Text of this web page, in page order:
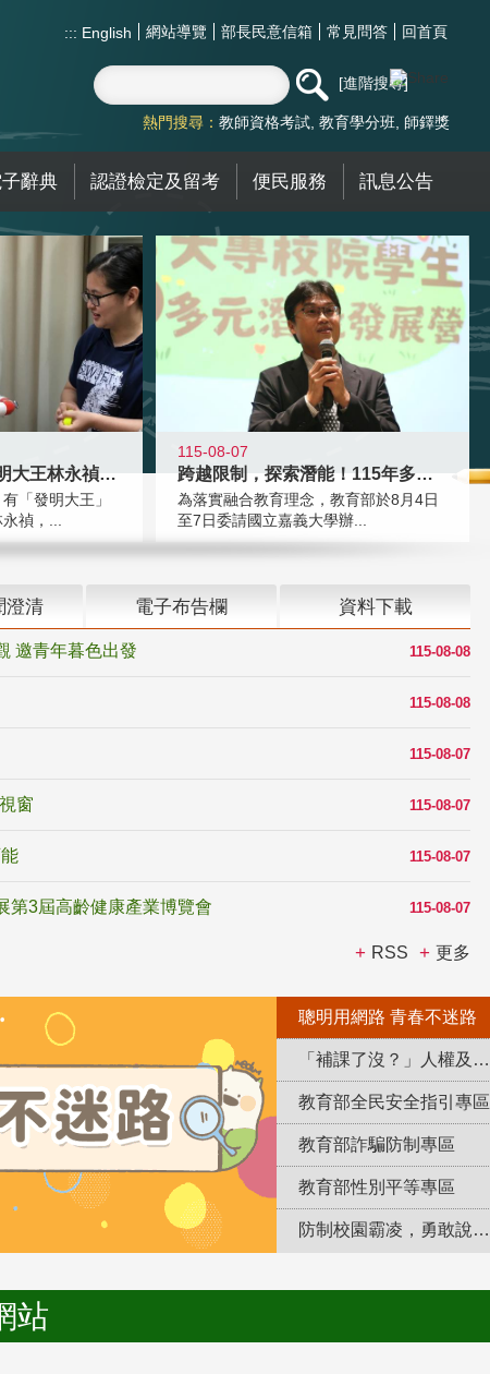
::: English 網站導覽 部長民意信箱 常見問答 回首頁
進階搜尋
熱門搜尋： 教師資格考試 教育學分班 師鐸獎
辭典 認證檢定及留考 便民服務 訊息公告
教育家人物典範 發明大王林永禎教授
「發明大王」
禎，...
115-08-07
跨越限制，探索潛能！115年多元潛
為落實融合教育理念，教育部於8月4日
至7日委請國立嘉義大學辦...
澄清 電子布告欄 資料下載
115-08-08
邀青年暮色出發
115-08-08
115-08-07
115-08-07
115-08-07
115-08-07
第3屆高齡健康產業博覽會
RSS 更多
聰明用網路 青春不迷路
「補課了沒？」人權及轉型正義教育專區
教育部全民安全指引專區
教育部詐騙防制專區
教育部性別平等專區
防制校園霸凌，勇敢說出來！
站